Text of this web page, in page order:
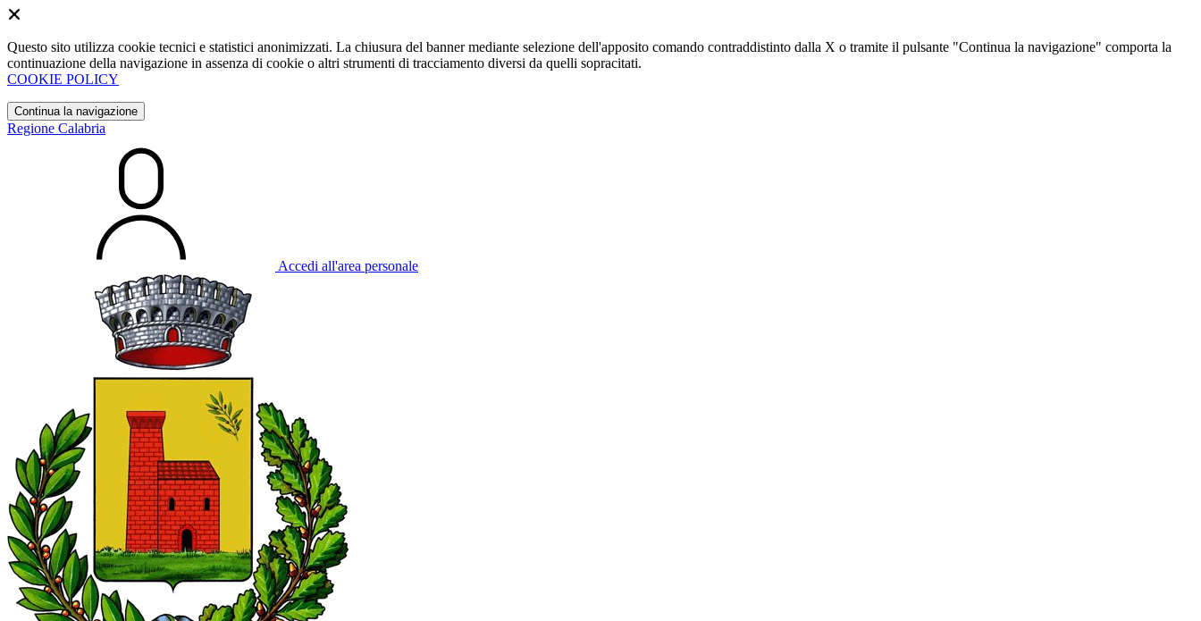
Questo sito utilizza cookie tecnici e statistici anonimizzati. La chiusura del banner mediante selezione dell'apposito comando contraddistinto dalla X o tramite il pulsante "Continua la navigazione" comporta la
continuazione della navigazione in assenza di cookie o altri strumenti di tracciamento diversi da quelli sopracitati.
COOKIE POLICY
Continua la navigazione
Regione Calabria
Accedi all'area personale